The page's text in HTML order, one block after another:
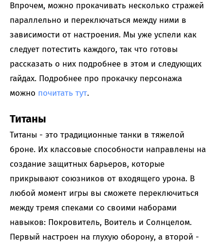
Впрочем, можно прокачивать несколько стражей
параллельно и переключаться между ними в
зависимости от настроения. Мы уже успели как
следует потестить каждого, так что готовы
рассказать о них подробнее в этом и следующих
гайдах. Подробнее про прокачку персонажа
можно почитать тут.
Титаны
Титаны - это традиционные танки в тяжелой
броне. Их классовые способности направлены на
создание защитных барьеров, которые
прикрывают союзников от входящего урона. В
любой момент игры вы сможете переключиться
между тремя спеками со своими наборами
навыков: Покровитель, Воитель и Солнцелом.
Первый настроен на глухую оборону, а второй -